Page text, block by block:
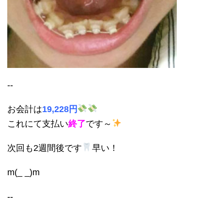
--
お会計は19,228円
これにて支払い終了です～
次回も2週間後です 早い！
m(_ _)m